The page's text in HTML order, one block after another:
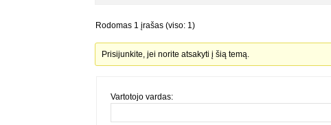
Rodomas 1 įrašas (viso: 1)
Prisijunkite, jei norite atsakyti į šią temą.
Vartotojo vardas: